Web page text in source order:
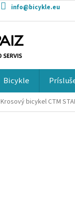
info@bicykle.eu
Bicykle
Krosový bicykel CTM